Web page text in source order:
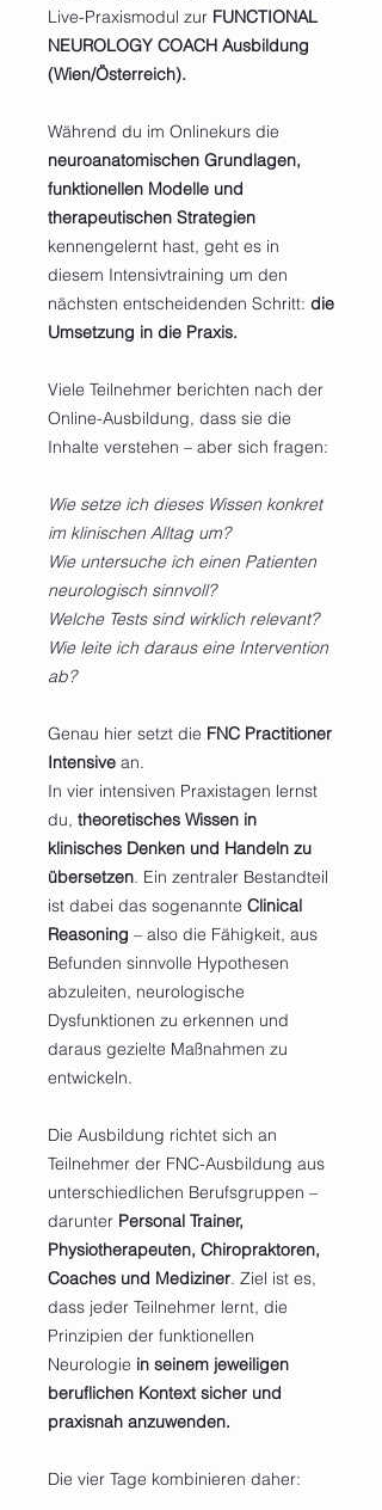
Live-Praxismodul zur FUNCTIONAL
NEUROLOGY COACH Ausbildung
(Wien/Österreich).
Während du im Onlinekurs die
neuroanatomischen Grundlagen,
funktionellen Modelle und
therapeutischen Strategien
kennengelernt hast, geht es in
diesem Intensivtraining um den
nächsten entscheidenden Schritt: die
Umsetzung in die Praxis.
Viele Teilnehmer berichten nach der
Online-Ausbildung, dass sie die
Inhalte verstehen – aber sich fragen:
Wie setze ich dieses Wissen konkret
im klinischen Alltag um?
Wie untersuche ich einen Patienten
neurologisch sinnvoll?
Welche Tests sind wirklich relevant?
Wie leite ich daraus eine Intervention
ab?
Genau hier setzt die FNC Practitioner
Intensive an.
In vier intensiven Praxistagen lernst
du, theoretisches Wissen in
klinisches Denken und Handeln zu
übersetzen. Ein zentraler Bestandteil
ist dabei das sogenannte Clinical
Reasoning – also die Fähigkeit, aus
Befunden sinnvolle Hypothesen
abzuleiten, neurologische
Dysfunktionen zu erkennen und
daraus gezielte Maßnahmen zu
entwickeln.
Die Ausbildung richtet sich an
Teilnehmer der FNC-Ausbildung aus
unterschiedlichen Berufsgruppen –
darunter Personal Trainer,
Physiotherapeuten, Chiropraktoren,
Coaches und Mediziner. Ziel ist es,
dass jeder Teilnehmer lernt, die
Prinzipien der funktionellen
Neurologie in seinem jeweiligen
beruflichen Kontext sicher und
praxisnah anzuwenden.
Die vier Tage kombinieren daher: